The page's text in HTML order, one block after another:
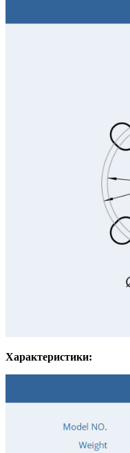
Характеристики: